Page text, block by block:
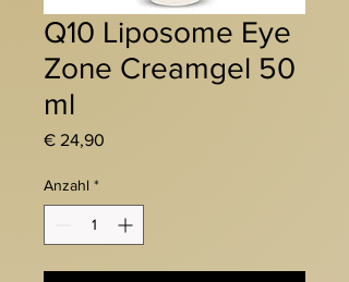
Q10 Liposome Eye
Zone Creamgel 50
ml
€ 24,90
Anzahl *